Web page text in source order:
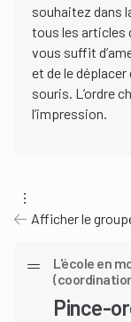
souhaitez dans
tous les articles
vous suffit
et de le déplacer
souris. L’ordre
l’impression.
Afficher le
L'école en
Pince-